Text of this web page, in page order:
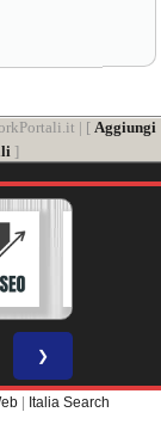
| [ Aggiungi
]
❯
| Italia Search